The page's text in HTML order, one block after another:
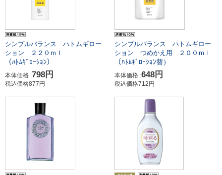
シンプルバランス ハトムギロー
ション ２２０ｍｌ
（ﾊﾄﾑｷﾞﾛｰｼｮﾝ）
本体価格 :798円
税込価格877円
シンプルバランス ハトムギロー
ション つめかえ用 ２００ｍｌ
（ﾊﾄﾑｷﾞﾛｰｼｮﾝ替）
本体価格 :648円
税込価格712円